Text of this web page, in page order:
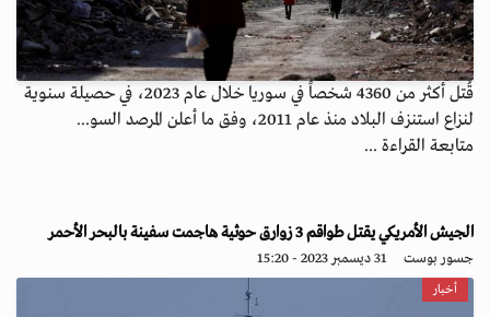
قُتل أكثر من 4360 شخصاً في سوريا خلال عام 2023، في حصيلة سنوية
لنزاع استنزف البلاد منذ عام 2011، وفق ما أعلن المرصد السو...
متابعة القراءة ...
الجيش الأمريكي يقتل طواقم 3 زوارق حوثية هاجمت سفينة بالبحر الأحمر
جسور بوست 31 ديسمبر 2023 - 15:20
أخبار